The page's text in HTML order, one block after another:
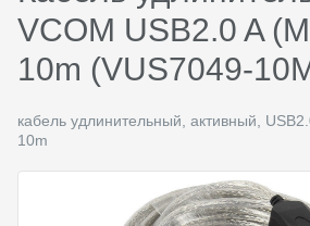
VCOM USB2.0 A
10m (VUS7049-
кабель удлинительный, активный,
10m